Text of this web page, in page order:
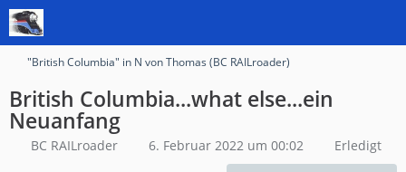
"British Columbia" in N von Thomas (BC RAILroader)
British Columbia...what else...ein
Neuanfang
BC RAILroader 6. Februar 2022 um 00:02 Erledigt